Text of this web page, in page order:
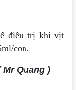
điều trị khi vịt
con.
Mr Quang )